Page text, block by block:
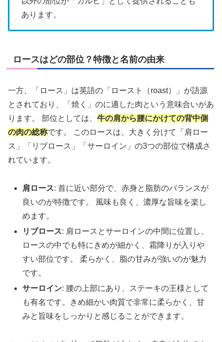
あります。
ロースはどの部位？特徴と名前の由来
一方、「ロース」は英語の「ロースト（roast）」が語源
とされており、「焼く」のに適した肉という意味合いがあ
ります。 部位としては、 牛の肩から腰にかけての背中側
の肉の総称です。 このロースは、大きく分けて「肩ロー
ス」「リブロース」「サーロイン」の3つの部位で構成さ
れています。
肩ロース: 首に近い部分で、赤身と脂肪のバランスが
良いのが特徴です。 風味も良く、濃厚な旨味を楽し
めます。
リブロース: 肩ロースとサーロインの中間に位置し、
ロースの中でも特にきめが細かく、霜降りが入りや
すい部位です。 柔らかく、脂の甘みが強いのが魅力
です。
サーロイン: 腰の上部にあり、ステーキの王様として
も有名です。きめ細かい肉質で非常に柔らかく、甘
みと旨味をしっかりと感じることができます。